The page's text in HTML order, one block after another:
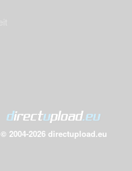
© 2004-2026 directupload.eu